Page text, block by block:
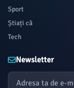
Sport
Știați că
Tech
Newsletter